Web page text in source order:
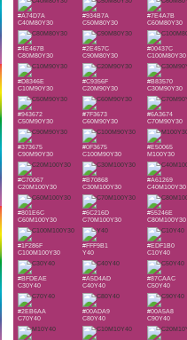
#A74D7A
C40M80Y30
#934B7A
C50M80Y30
#7E4A7B
C60M80Y30
#4E467B
C80M80Y30
#2E457C
C90M80Y30
#00437C
C100M80Y30
#D8346E
C10M90Y30
#C9356F
C20M90Y30
#B83570
C30M90Y30
#943672
C50M90Y30
#7F3673
C60M90Y30
#6A3674
C70M90Y30
#373675
C90M90Y30
#0F3675
C100M90Y30
#E50065
M100Y30
#C70067
C20M100Y30
#B70868
C30M100Y30
#A61269
C40M100Y30
#801E6C
C60M100Y30
#6C216D
C70M100Y30
#55246E
C80M100Y30
#1F286F
C100M100Y30
#FFF9B1
Y40
#EDF1B0
C10Y40
#BFDEAE
C30Y40
#A5D4AD
C40Y40
#87CAAC
C50Y40
#2EB6AA
C70Y40
#00ADA9
C80Y40
#00A5A8
C90Y40